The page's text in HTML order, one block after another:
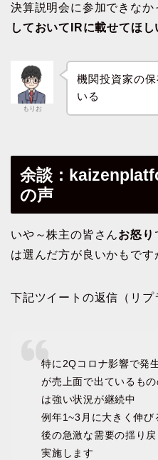
決算説明会に参加できなか
しておいてIRに載せてほし
もりお
機関投資家の
いる
余談：
の声
いや～株主の皆さんお怒り
は選んだ方が良いかもです
下記ツイートの返信（リプ
特に2Qコロナ影響で発
が売上面で出ているも
は強い状況が継続中
例年1~3月に大きく伸び
後の急激な需要の揺り
実施します